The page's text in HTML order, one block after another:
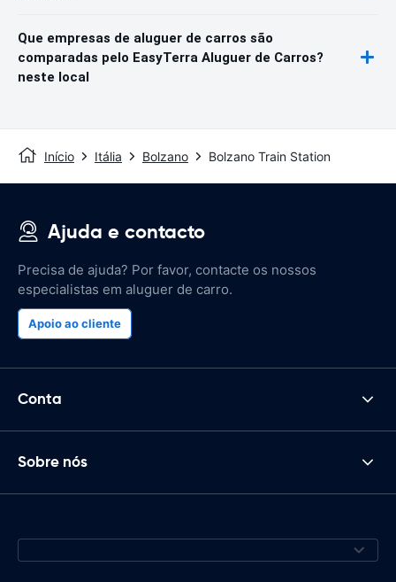
Que empresas de aluguer de carros são
comparadas pelo EasyTerra Aluguer de Carros?
neste local
Início Itália Bolzano Bolzano Train Station
Ajuda e contacto
Precisa de ajuda? Por favor, contacte os nossos
especialistas em aluguer de carro.
Apoio ao cliente
Conta
Sobre nós